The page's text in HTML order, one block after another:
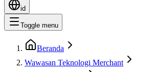
id
Toggle menu
Beranda
Wawasan Teknologi Merchant